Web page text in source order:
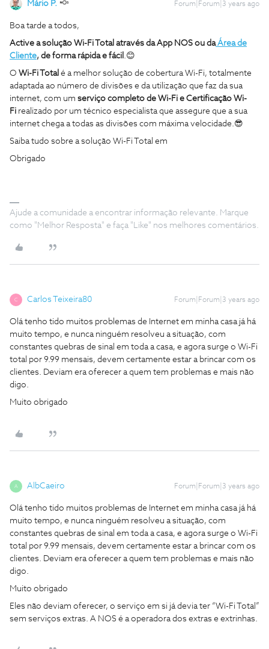
Mário P. Forum|Forum|3 years ago
Boa tarde a todos,
Active a solução Wi-Fi Total através da App NOS ou daÁrea de
Cliente, de forma rápida e fácil .😊
O Wi-Fi Total é a melhor solução de cobertura Wi-Fi, totalmente
adaptada ao número de divisões e da utilização que faz da sua
internet, com um serviço completo de Wi-Fi e Certificação Wi-
Fi realizado por um técnico especialista que assegure que a sua
internet chega a todas as divisões com máxima velocidade.😎
Saiba tudo sobre a solução Wi-Fi Total em
Obrigado
Ajude a comunidade a encontrar informação relevante. Marque
como "Melhor Resposta" e faça "Like" nos melhores comentários.
C Carlos Teixeira80 Forum|Forum|3 years ago
Olá tenho tido muitos problemas de Internet em minha casa já há
muito tempo, e nunca ninguém resolveu a situação, com
constantes quebras de sinal em toda a casa, e agora surge o Wi-Fi
total por 9.99 mensais, devem certamente estar a brincar com os
clientes. Deviam era oferecer a quem tem problemas e mais não
digo.
Muito obrigado
A AlbCaeiro Forum|Forum|3 years ago
Olá tenho tido muitos problemas de Internet em minha casa já há
muito tempo, e nunca ninguém resolveu a situação, com
constantes quebras de sinal em toda a casa, e agora surge o Wi-Fi
total por 9.99 mensais, devem certamente estar a brincar com os
clientes. Deviam era oferecer a quem tem problemas e mais não
digo.
Muito obrigado
Eles não deviam oferecer, o serviço em si já devia ter “Wi-Fi Total”
sem serviços extras. A NOS é a operadora dos extras e extrinhas.